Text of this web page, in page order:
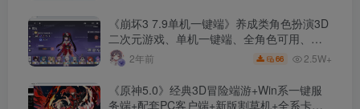
《崩坏3 7.9单机一键端》养成类角色扮演3D
二次元游戏、单机一键端、全角色可用、无
限资源、附带保姆级安装教程
2年前 66 2.5W+
《原神5.0》经典3D冒险端游+Win系一键服
务端+配套PC客户端+新版割草机+全系卡池